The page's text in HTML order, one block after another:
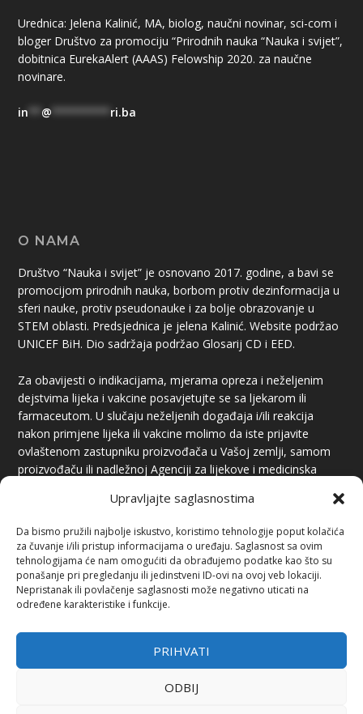
Upravljajte saglasnostima
Da bismo pružili najbolje iskustvo, koristimo tehnologije poput kolačića
za čuvanje i/ili pristup informacijama o uređaju. Saglasnost sa ovim
tehnologijama će nam omogućiti da obrađujemo podatke kao što su
ponašanje pri pregledanju ili jedinstveni ID-ovi na ovoj veb lokaciji.
Nepristanak ili povlačenje saglasnosti može negativno uticati na
određene karakteristike i funkcije.
PRIHVATI
ODBIJ
Urednica: Jelena Kalinić, MA, biolog, naučni novinar, sci-com i
bloger Društvo za promociju “Prirodnih nauka “Nauka i svijet”,
dobitnica EurekaAlert (AAAS) Felowship 2020. za naučne
novinare.
in ** @ ********* ri.ba
O NAMA
Društvo “Nauka i svijet” je osnovano 2017. godine, a bavi se
promocijom prirodnih nauka, borbom protiv dezinformacija u
sferi nauke, protiv pseudonauke i za bolje obrazovanje u
STEM oblasti. Predsjednica je jelena Kalinić. Website podržao
UNICEF BiH. Dio sadržaja podržao Glosarij CD i EED.
Za obavijesti o indikacijama, mjerama opreza i neželjenim
dejstvima lijeka i vakcine posavjetujte se sa ljekarom ili
farmaceutom. U slučaju neželjenih događaja i/ili reakcija
nakon primjene lijeka ili vakcine molimo da iste prijavite
ovlaštenom zastupniku proizvođača u Vašoj zemlji, samom
proizvođaču ili nadležnoj Agenciji za lijekove i medicinska
PREUZIMANJE SADRŽAJA
Preuzimanje sadržaja je dozvoljeno uz obavezno navođenje
izvora i linka.